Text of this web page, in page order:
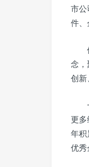
市公
件、
念，
创新
更多
年积
优秀